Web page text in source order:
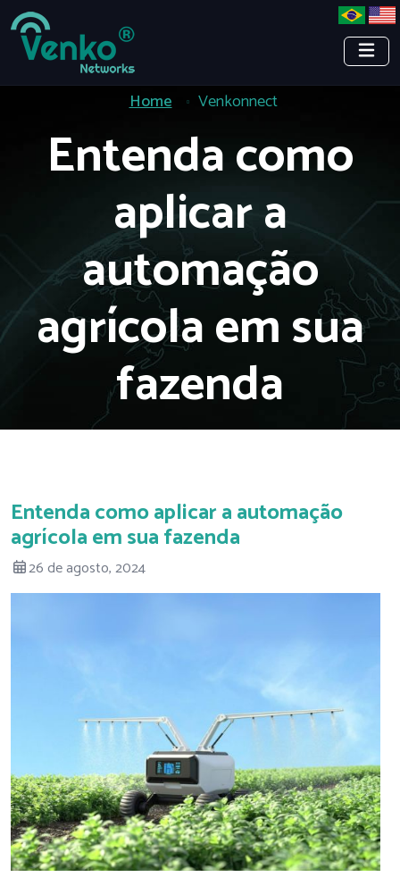
Home Venkonnect
Entenda como
aplicar a
automação
agrícola em sua
fazenda
Entenda como aplicar a automação
agrícola em sua fazenda
26 de agosto, 2024